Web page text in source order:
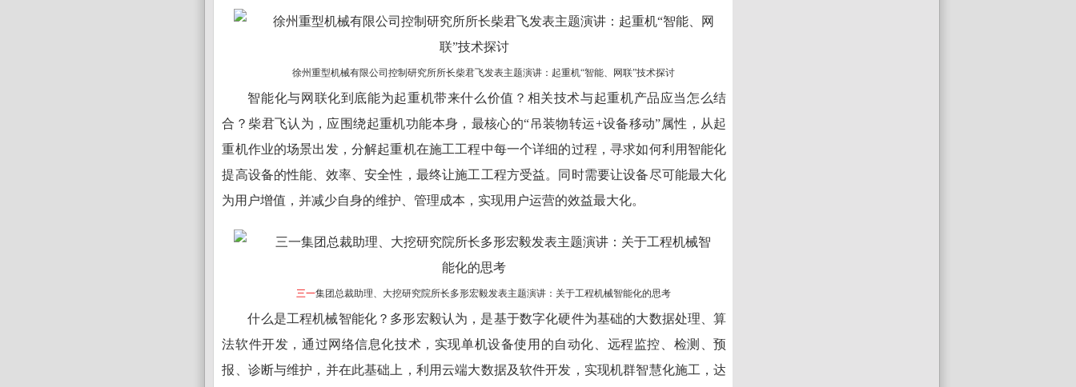
徐州重型机械有限公司控制研究所所长柴君飞发表主题演讲：起重机“智能、网联”技术探讨
智能化与网联化到底能为起重机带来什么价值？相关技术与起重机产品应当怎么结
合？柴君飞认为，应围绕起重机功能本身，最核心的“吊装物转运+设备移动”属性，从起
重机作业的场景出发，分解起重机在施工工程中每一个详细的过程，寻求如何利用智能化
提高设备的性能、效率、安全性，最终让施工工程方受益。同时需要让设备尽可能最大化
为用户增值，并减少自身的维护、管理成本，实现用户运营的效益最大化。
三一集团总裁助理、大挖研究院所长多形宏毅发表主题演讲：关于工程机械智能化的思考
什么是工程机械智能化？多形宏毅认为，是基于数字化硬件为基础的大数据处理、算
法软件开发，通过网络信息化技术，实现单机设备使用的自动化、远程监控、检测、预
报、诊断与维护，并在此基础上，利用云端大数据及软件开发，实现机群智慧化施工，达